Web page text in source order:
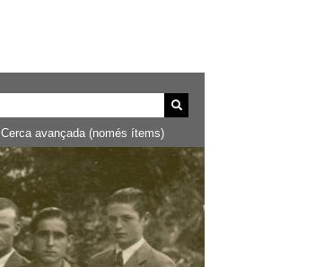
Cerca avançada (només ítems)